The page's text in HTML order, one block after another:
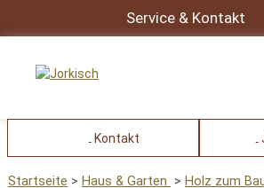
Service & Kontakt
Kontakt
Startseite Haus & Garten Holz zum